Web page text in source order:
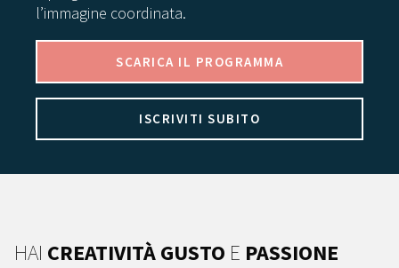
l’immagine coordinata.
SCARICA IL PROGRAMMA
ISCRIVITI SUBITO
HAI CREATIVITÀ GUSTO E PASSIONE